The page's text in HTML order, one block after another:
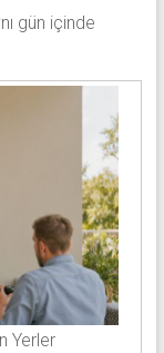
gün içinde
Yerler